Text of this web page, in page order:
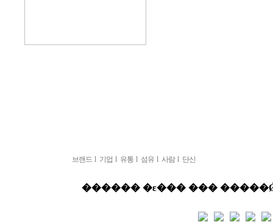
브랜드 l 기업 l 유통 l 섬유 l 사람l 단신